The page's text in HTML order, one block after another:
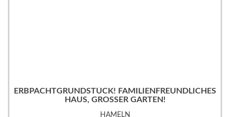
ERBPACHTGRUNDSTÜCK! FAMILIENFREUNDLICHES
HAUS, GROSSER GARTEN!
HAMELN